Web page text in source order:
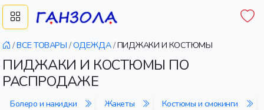
/ВСЕ ТОВАРЫ /ОДЕЖДА/ПИДЖАКИ И КОСТЮМЫ
ПИДЖАКИ И КОСТЮМЫ ПО
РАСПРОДАЖЕ
Болеро и накидки Жакеты
Костюмы и смокинги